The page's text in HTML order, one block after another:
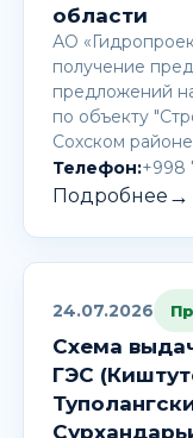
области
АО
получение
предложений
по объекту
Сохском
Телефон:+998
Подробнее →
24.07.2026
Схема
ГЭС